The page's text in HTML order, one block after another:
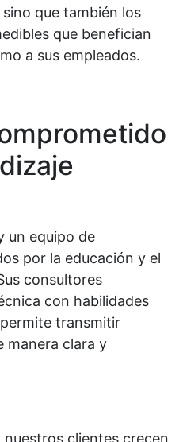
que también los
que benefician
a sus empleados.
un equipo de
por la educación y el
consultores
con habilidades
transmitir
manera clara y
clientes crecen